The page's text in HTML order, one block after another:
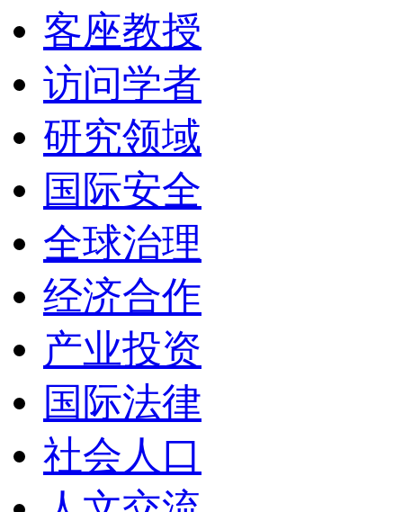
客座教授
访问学者
研究领域
国际安全
全球治理
经济合作
产业投资
国际法律
社会人口